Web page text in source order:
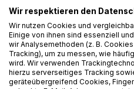
"Scheiße, warum
"Weil ein leichtes
*
Seit mittlerweile
hat, versucht sie
Wir respektieren den
Wir nutzen Cookies und
Einige von ihnen sind essenziell
wir Analysemethoden (z. B.
Tracking), um zu messen, wie
wird. Wir verwenden
hierzu serverseitiges Tracking
geräteübergreifend Cookies,